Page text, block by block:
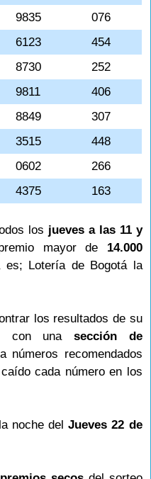
9835
076
6123
454
8730
252
9811
406
8849
307
3515
448
0602
266
4375 163
los jueves a las 11 y
mayor de 14.000
es; Lotería de Bogotá la
los resultados de su
con una sección de
números recomendados
cada número en los
noche delJueves 22 de